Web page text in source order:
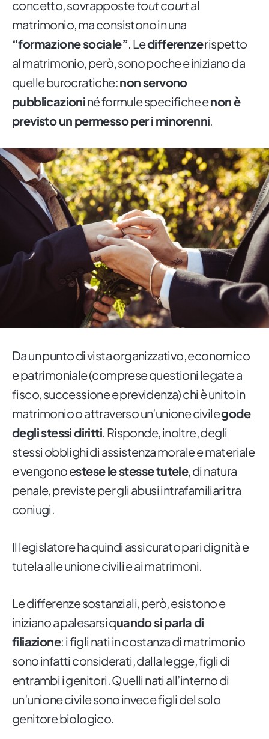
concetto, sovrappostetout courtal
matrimonio, ma consistono in una
“formazione sociale”. Ledifferenzerispetto
al matrimonio, però, sono poche e iniziano da
quelle burocratiche:non servono
pubblicazioniné formule specifiche enon è
previsto un permesso per i minorenni.
Da un punto di vista organizzativo, economico
e patrimoniale (comprese questioni legate a
fisco, successione e previdenza) chi è unito in
matrimonio o attraverso un’unione civilegode
degli stessi diritti. Risponde, inoltre, degli
stessi obblighi di assistenza morale e materiale
e vengono estese le stesse tutele, di natura
penale, previste per gli abusi intrafamiliari tra
coniugi.
Il legislatore ha quindi assicurato pari dignità e
tutela alle unione civili e ai matrimoni.
Le differenze sostanziali, però, esistono e
iniziano a palesarsi quando si parla di
filiazione: i figli nati in costanza di matrimonio
sono infatti considerati, dalla legge, figli di
entrambi i genitori. Quelli nati all’interno di
un’unione civile sono invece figli del solo
genitore biologico.